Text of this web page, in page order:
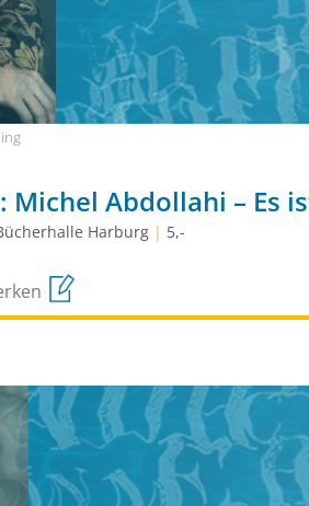
Michel Abdollahi – Es
Harburg | 5,-